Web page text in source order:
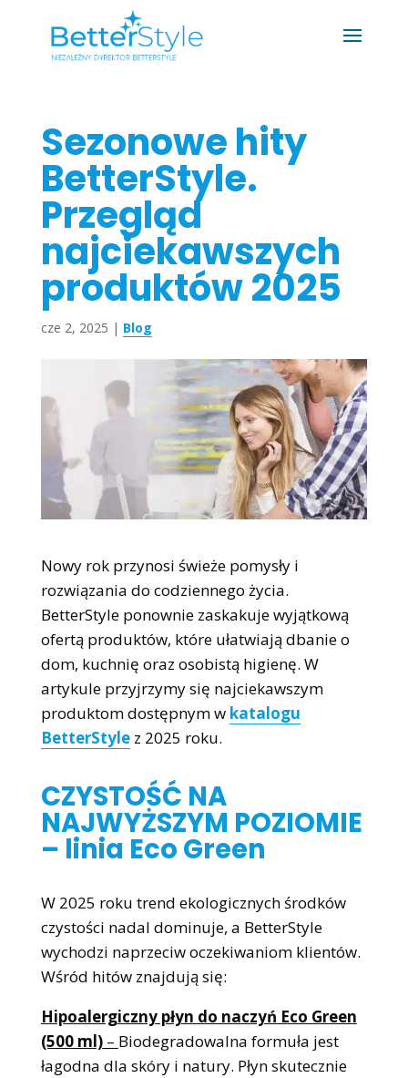
Sezonowe hity
BetterStyle.
Przegląd
najciekawszych
produktów 2025
cze 2, 2025 | Blog
Nowy rok przynosi świeże pomysły i
rozwiązania do codziennego życia.
BetterStyle ponownie zaskakuje wyjątkową
ofertą produktów, które ułatwiają dbanie o
dom, kuchnię oraz osobistą higienę. W
artykule przyjrzymy się najciekawszym
produktom dostępnym w katalogu
BetterStylez 2025 roku.
CZYSTOŚĆ NA
NAJWYŻSZYM POZIOMIE
– linia Eco Green
W 2025 roku trend ekologicznych środków
czystości nadal dominuje, a BetterStyle
wychodzi naprzeciw oczekiwaniom klientów.
Wśród hitów znajdują się:
Hipoalergiczny płyn do naczyń Eco Green
(500 ml)– Biodegradowalna formuła jest
łagodna dla skóry i natury. Płyn skutecznie